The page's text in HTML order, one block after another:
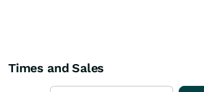
Times and Sales